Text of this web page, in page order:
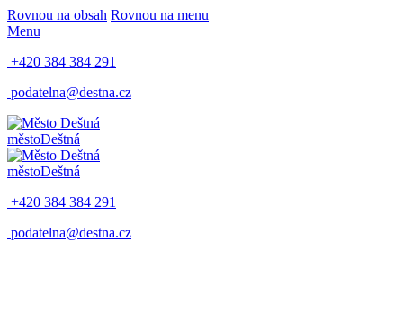
Rovnou na obsah Rovnou na menu
Menu
+420 384 384 291
podatelna@destna.cz
městoDeštná
městoDeštná
+420 384 384 291
podatelna@destna.cz